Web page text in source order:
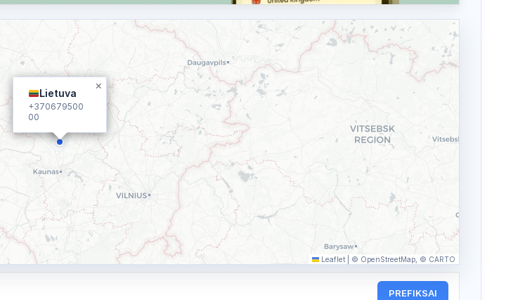
Lietuva
+370679500
00
×
Leaflet © OpenStreetMap, © CARTO
PREFIKSAI